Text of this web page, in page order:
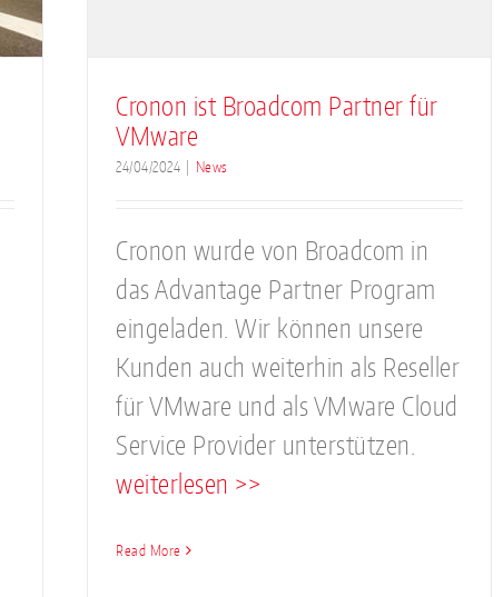
Cronon ist Broadcom Partner für
VMware
24/04/2024 News
Cronon wurde von Broadcom in
das Advantage Partner Program
eingeladen. Wir können unsere
Kunden auch weiterhin als Reseller
für VMware und als VMware Cloud
Service Provider unterstützen.
weiterlesen >>
Read More